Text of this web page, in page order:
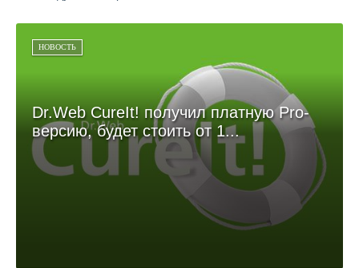
НОВОСТЬ
Dr.Web CureIt! получил платную Pro-
версию, будет стоить от 1...